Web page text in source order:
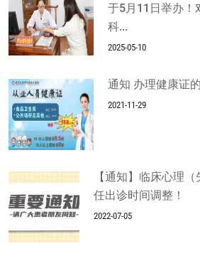
于5月11日举办！
科...
2025-05-10
通知 办理健康证
2021-11-29
【通知】临床心理
任出诊时间调整！
2022-07-05